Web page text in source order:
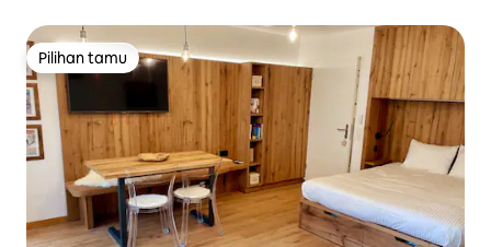
Pilihan tamu
Pilihan tamu